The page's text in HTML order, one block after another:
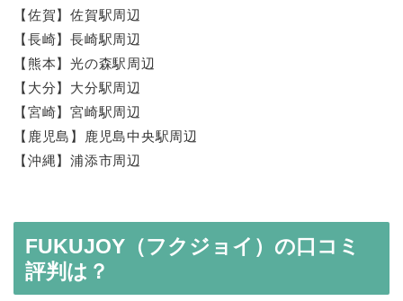
【佐賀】佐賀駅周辺
【長崎】長崎駅周辺
【熊本】光の森駅周辺
【大分】大分駅周辺
【宮崎】宮崎駅周辺
【鹿児島】鹿児島中央駅周辺
【沖縄】浦添市周辺
FUKUJOY（フクジョイ）の口コミ
評判は？